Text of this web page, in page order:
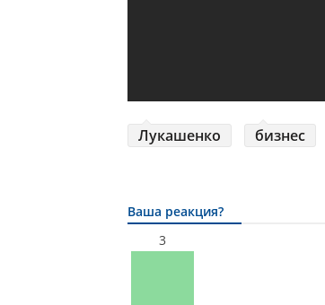
Лукашенко бизнес
Ваша реакция?
3